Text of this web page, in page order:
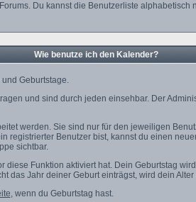
Du kannst die Benutzerliste
Wie benutze ich den Kalender?
Geburtstage.
und sind durch jeden einsehbar. Der
werden. Sie sind nur für den jeweiligen
registrierter Benutzer bist, kannst du einen
sichtbar.
Funktion aktiviert hat. Dein Geburtstag
das Jahr deiner Geburt einträgst, wird dein
, wenn du Geburtstag hast.